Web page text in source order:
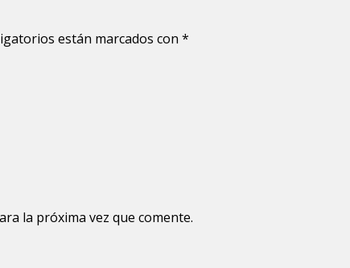
están marcados con *
la próxima vez que comente.